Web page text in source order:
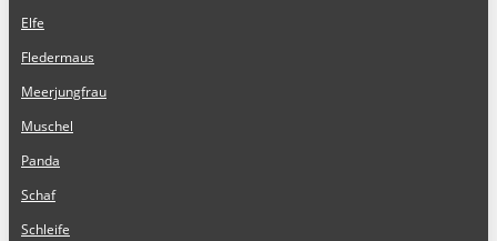
Elfe
Fledermaus
Meerjungfrau
Muschel
Panda
Schaf
Schleife